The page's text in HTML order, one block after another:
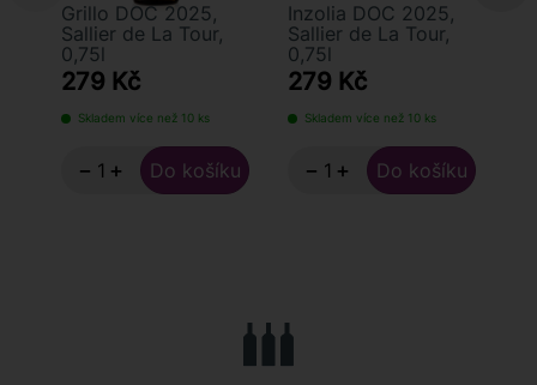
Grillo DOC 2025,
Sallier de La Tour,
0,75l
279 Kč
Skladem více než 10 ks
− +
Inzolia DOC 2025,
Sallier de La Tour,
0,75l
279 Kč
Skladem více než 10 ks
− +